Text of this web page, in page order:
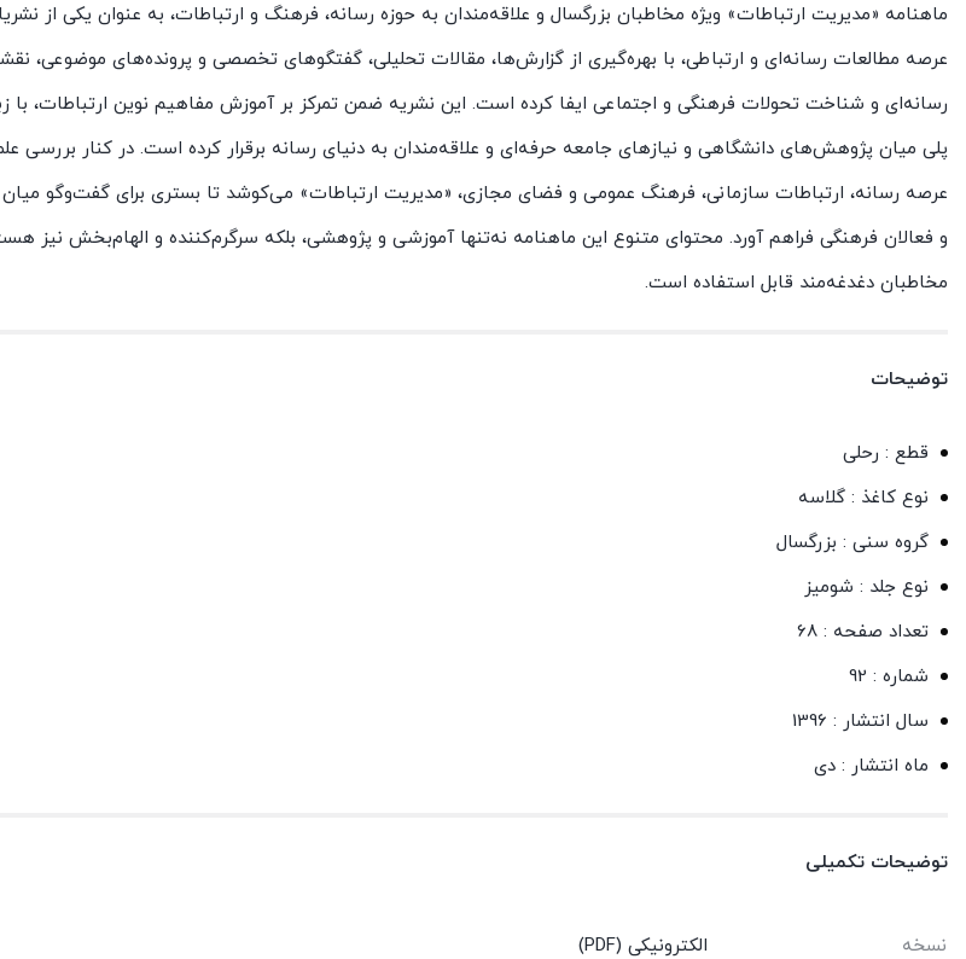
ماهنامه «مدیریت ارتباطات» ویژه مخاطبان بزرگسال و علاقه‌مندان به حوزه رسانه، فرهنگ و ارتباطات، به عنوان یکی از
عرصه مطالعات رسانه‌ای و ارتباطی، با بهره‌گیری از گزارش‌ها، مقالات تحلیلی، گفتگوهای تخصصی و پرونده‌های موضوعی،
رسانه‌ای و شناخت تحولات فرهنگی و اجتماعی ایفا کرده است. این نشریه ضمن تمرکز بر آموزش مفاهیم نوین ارتباطات، با
پلی میان پژوهش‌های دانشگاهی و نیازهای جامعه حرفه‌ای و علاقه‌مندان به دنیای رسانه برقرار کرده است. در کنار بررسی
عرصه رسانه، ارتباطات سازمانی، فرهنگ عمومی و فضای مجازی، «مدیریت ارتباطات» می‌کوشد تا بستری برای گفت‌وگو میان
و فعالان فرهنگی فراهم آورد. محتوای متنوع این ماهنامه نه‌تنها آموزشی و پژوهشی، بلکه سرگرم‌کننده و الهام‌بخش نیز
مخاطبان دغدغه‌مند قابل استفاده است.
توضیحات
قطع : رحلی
نوع کاغذ : گلاسه
گروه سنی : بزرگسال
نوع جلد : شومیز
تعداد صفحه : 68
شماره : 92
سال انتشار : 1396
ماه انتشار : دی
توضیحات تکمیلی
نسخه الکترونیکی (PDF)